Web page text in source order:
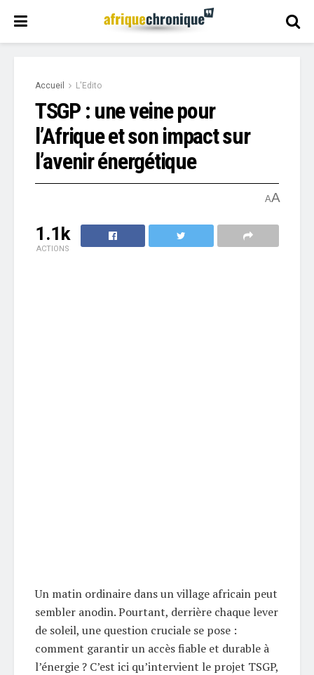
Accueil L'Edito
TSGP : une veine pour
l’Afrique et son impact sur
l’avenir énergétique
AA
1.1k
ACTIONS
Un matin ordinaire dans un village africain peut
sembler anodin. Pourtant, derrière chaque lever
de soleil, une question cruciale se pose :
comment garantir un accès fiable et durable à
l’énergie ? C’est ici qu’intervient le projet TSGP,